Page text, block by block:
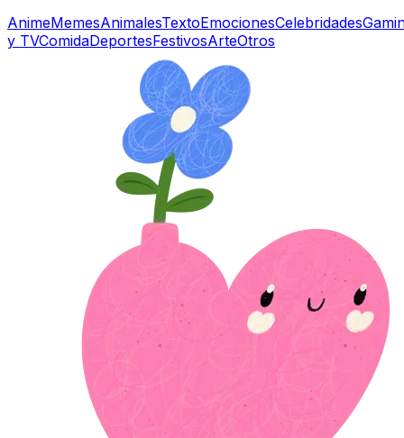
AnimeMemesAnimalesTextoEmocionesCelebridades
y TVComidaDeportesFestivosArteOtros